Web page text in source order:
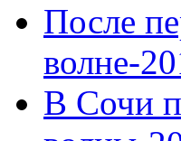
После
волне-
В Сочи